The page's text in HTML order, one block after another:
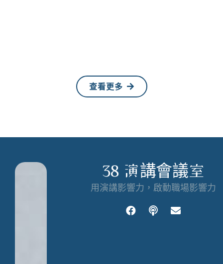
查看更多
38 演講會議室
用演講影響力，啟動職場影響力